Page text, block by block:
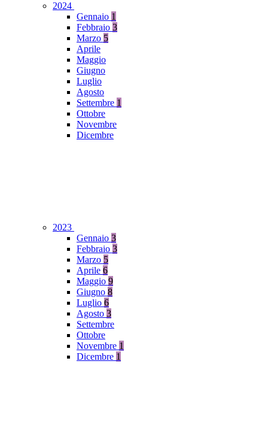
2024
Gennaio 1
Febbraio 3
Marzo 5
Aprile
Maggio
Giugno
Luglio
Agosto
Settembre 1
Ottobre
Novembre
Dicembre
2023
Gennaio 3
Febbraio 3
Marzo 5
Aprile 6
Maggio 9
Giugno 8
Luglio 6
Agosto 3
Settembre
Ottobre
Novembre 1
Dicembre 1